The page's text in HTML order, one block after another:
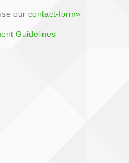
our contact-form»
Guidelines